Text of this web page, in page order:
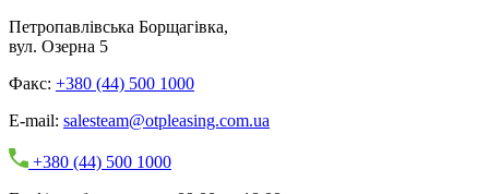
Петропавлівська Борщагівка,
вул. Озерна 5
Факс: +380 (44) 500 1000
E-mail: salesteam@otpleasing.com.ua
+380 (44) 500 1000